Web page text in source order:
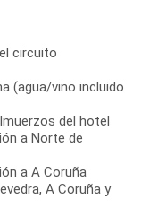
circuito
(agua/vino incluido
del hotel
a Norte de
a A Coruña
A Coruña y